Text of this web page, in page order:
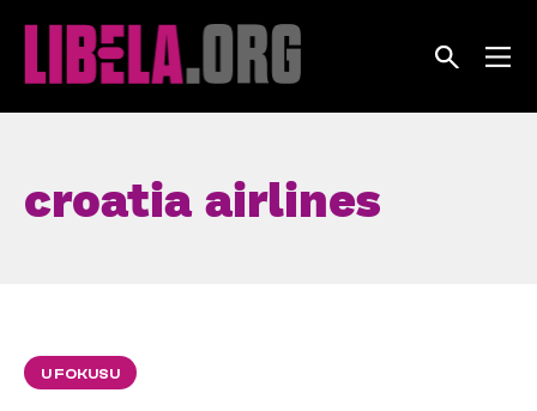
croatia airlines
U FOKUSU